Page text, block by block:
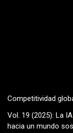
Competitividad
Vol. 19 (2025): La
hacia un mundo